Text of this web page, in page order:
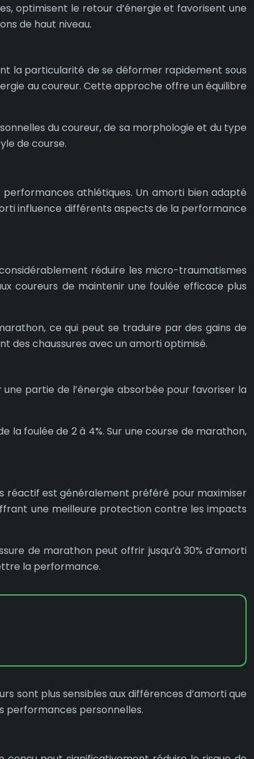
optimisent le retour d’énergie et favorisent une
de haut niveau.
la particularité de se déformer rapidement sous
au coureur. Cette approche offre un équilibre
du coureur, de sa morphologie et du type
de course.
performances athlétiques. Un amorti bien adapté
influence différents aspects de la performance
réduire les micro-traumatismes
coureurs de maintenir une foulée efficace plus
ce qui peut se traduire par des gains de
des chaussures avec un amorti optimisé.
partie de l’énergie absorbée pour favoriser la
la foulée de 2 à 4%. Sur une course de marathon,
réactif est généralement préféré pour maximiser
une meilleure protection contre les impacts
de marathon peut offrir jusqu’à 30% d’amorti
la performance.
sont plus sensibles aux différences d’amorti que
performances personnelles.